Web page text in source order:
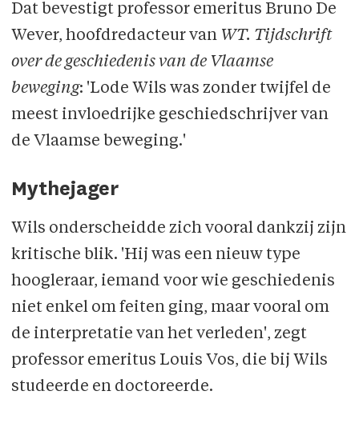
Dat bevestigt professor emeritus Bruno De
Wever, hoofdredacteur van WT. Tijdschrift
over de geschiedenis van de Vlaamse
beweging: 'Lode Wils was zonder twijfel de
meest invloedrijke geschied­schrijver van
de Vlaamse beweging.'
Mythejager
Wils onderscheidde zich vooral dankzij zijn
kritische blik. 'Hij was een nieuw type
hoogleraar, iemand voor wie geschiedenis
niet enkel om feiten ging, maar vooral om
de interpretatie van het verleden', zegt
professor emeritus Louis Vos, die bij Wils
studeerde en doctoreerde.